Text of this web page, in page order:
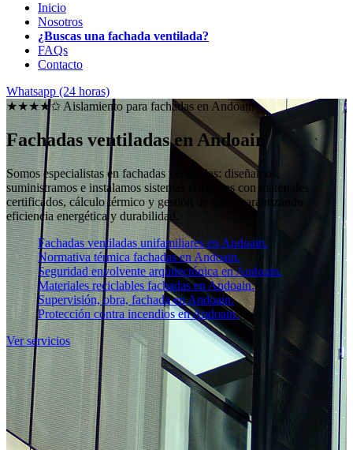
Inicio
Nosotros
¿Buscas una fachada ventilada?
FAQs
Contacto
Whatsapp (24 horas)
★★★★✩ Aislamiento para fachadas en Andoain
Fachadas ventiladas en Andoain
Somos especialistas en fachadas ventiladas: diseñamos,
suministramos e instalamos sistemas eficientes con materiales
certificados, cálculo térmico y gestión de obra, garantizando
eficiencia energética y durabilidad.
Fachadas ventiladas unifamiliares en Andoain.
Normativa térmica fachadas en Andoain.
Seguridad envolvente arquitectónica en Andoain.
Materiales reciclables fachadas en Andoain.
Supervisión, obra, fachada en Andoain.
Protección contra incendios en Andoain.
Ver servicios